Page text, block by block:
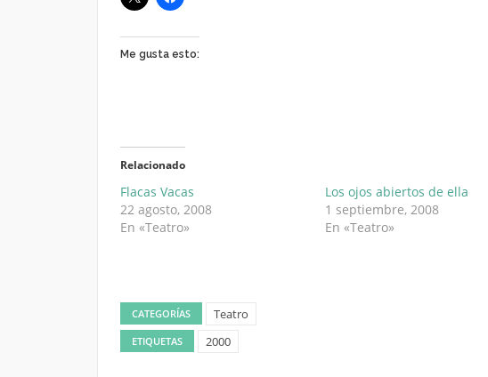
Me gusta esto:
Relacionado
Flacas Vacas
22 agosto, 2008
En «Teatro»
Los ojos abiertos de ella
1 septiembre, 2008
En «Teatro»
CATEGORÍAS Teatro
ETIQUETAS 2000